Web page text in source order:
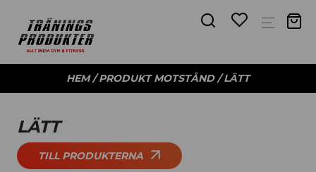
HEM/ PRODUKT MOTSTÅND / LÄTT
LÄTT
TILL PRODUKTERNA